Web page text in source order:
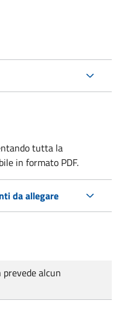
tutta la
in formato PDF.
da allegare
alcun